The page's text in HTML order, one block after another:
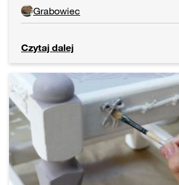
Grabowiec
Czytaj dalej